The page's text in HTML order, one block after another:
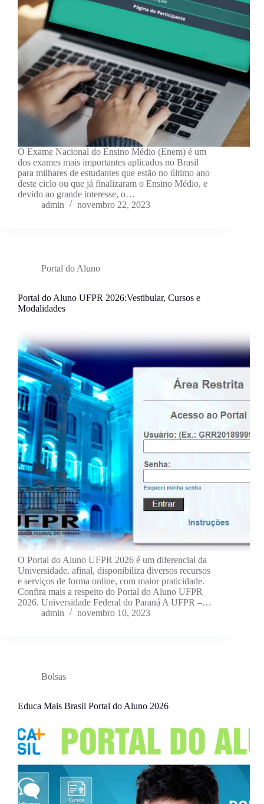
O Exame Nacional do Ensino Médio (Enem) é um
dos exames mais importantes aplicados no Brasil
para milhares de estudantes que estão no último ano
deste ciclo ou que já finalizaram o Ensino Médio, e
devido ao grande interesse, o…
admin
novembro 22, 2023
Portal do Aluno
Portal do Aluno UFPR 2026:Vestibular, Cursos e
Modalidades
O Portal do Aluno UFPR 2026 é um diferencial da
Universidade, afinal, disponibiliza diversos recursos
e serviços de forma online, com maior praticidade.
Confira mais a respeito do Portal do Aluno UFPR
2026. Universidade Federal do Paraná A UFPR –…
admin
novembro 10, 2023
Bolsas
Educa Mais Brasil Portal do Aluno 2026